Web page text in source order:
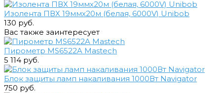
Изолента ПВХ 19ммх20м (белая, 6000V) Unibob
130 руб.
Вас также заинтересует
Пирометр MS6522A Mastech
5 114 руб.
Блок защиты ламп накаливания 1000Вт Navigator
750 руб.